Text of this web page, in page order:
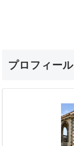
プロフィール